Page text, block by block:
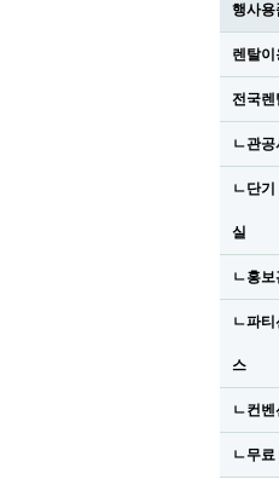
행사용
렌탈이
전국
ㄴ관
ㄴ단
실
ㄴ홍
ㄴ파
스
ㄴ컨
ㄴ무료